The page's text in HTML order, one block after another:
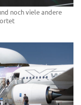
noch viele andere